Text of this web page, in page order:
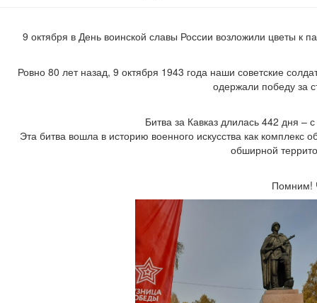
9 октября в День воинской славы России возложили цветы к
Ровно 80 лет назад, 9 октября 1943 года наши советские
одержали победу за
Битва за Кавказ длилась 442 дня –
Эта битва вошла в историю военного искусства как
обширной
Помним!